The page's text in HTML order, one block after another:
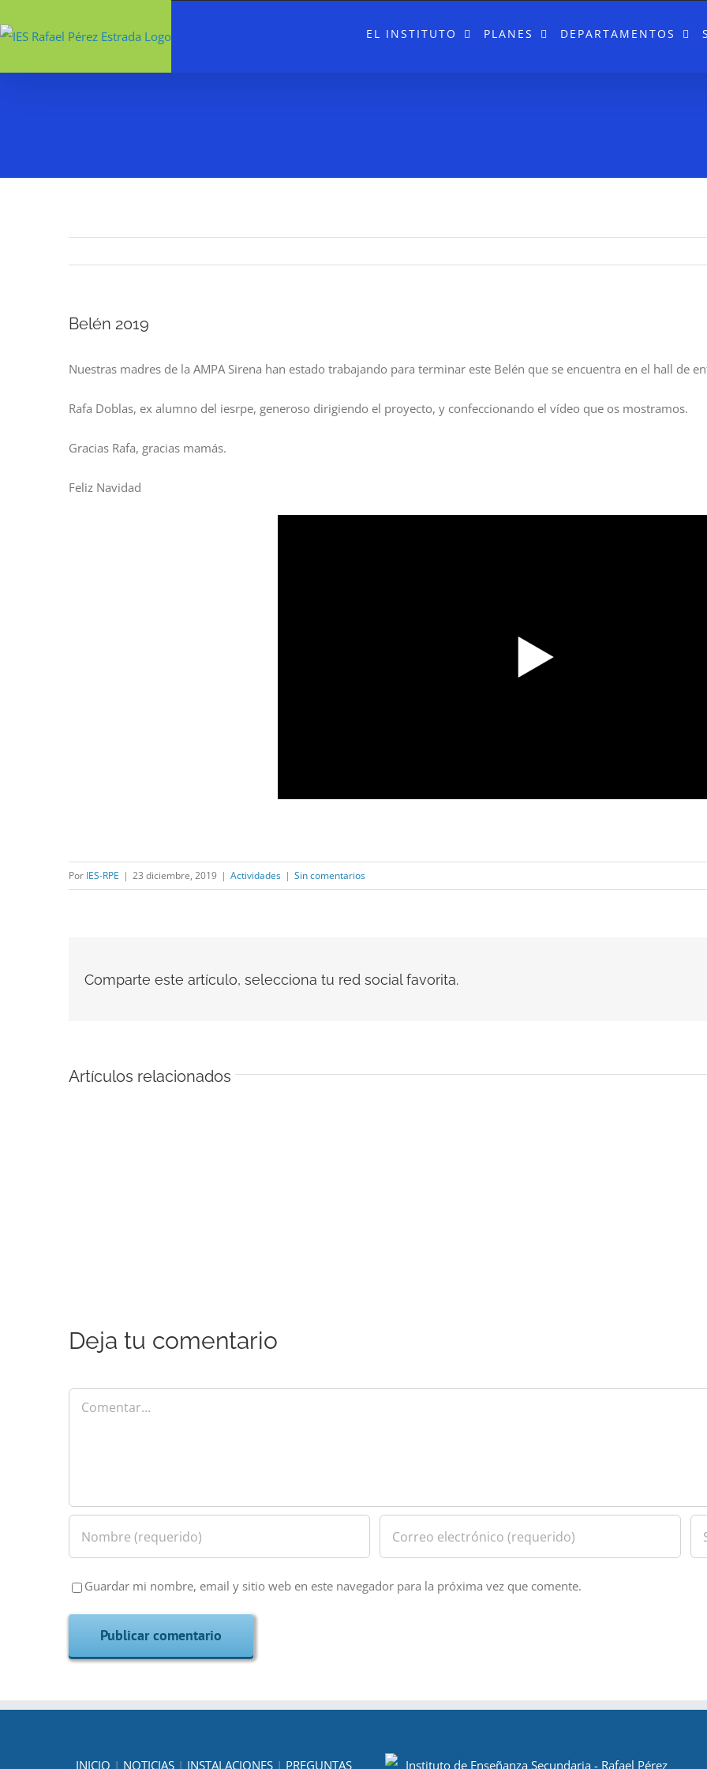
al
EL INSTITUTO PLANES DEPARTAMENTOS
Belén 2019
Nuestras madres de la AMPA Sirena han estado trabajando para terminar este Belén que se encuentra en el hall de
Rafa Doblas, ex alumno del iesrpe, generoso dirigiendo el proyecto, y confeccionando el vídeo que os mostramos.
Gracias Rafa, gracias mamás.
Feliz Navidad
Por IES-RPE | 23 diciembre, 2019 | Actividades | Sin comentarios
Comparte este artículo, selecciona tu red social favorita.
Artículos relacionados
Deja tu comentario
Comentar
Guardar mi nombre, email y sitio web en este navegador para la próxima vez que comente.
INICIO | NOTICIAS | INSTALACIONES | PREGUNTAS